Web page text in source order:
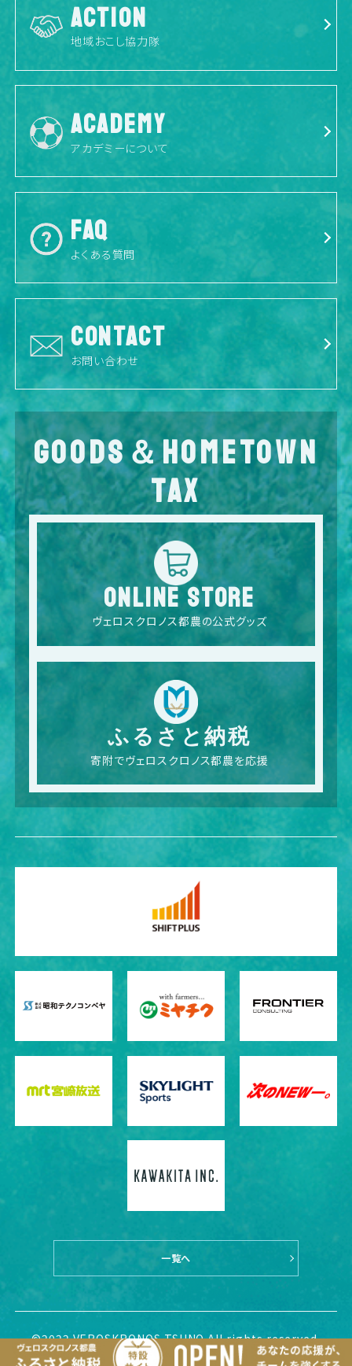
ACTION
地域おこし協力隊
ACADEMY
アカデミーについて
FAQ
よくある質問
CONTACT
お問い合わせ
GOODS＆HOMETOWN
TAX
ONLINE STORE
ヴェロスクロノス都農の公式グッズ
ふるさと納税
寄附でヴェロスクロノス都農を応援
一覧へ
©2022 VEROSKRONOS TSUNO All rights reserved.